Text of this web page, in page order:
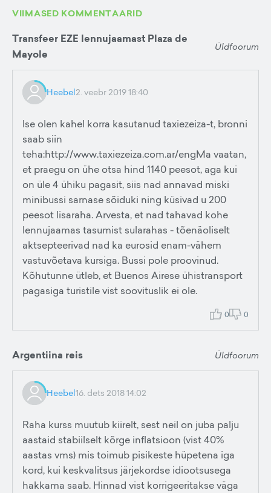
VIIMASED KOMMENTAARID
Transfeer EZE lennujaamast Plaza de
Mayole
Üldfoorum
Heebel2. veebr 2019 18:40
Ise olen kahel korra kasutanud taxiezeiza-t, bronni
saab siin
teha:http://www.taxiezeiza.com.ar/engMa vaatan,
et praegu on ühe otsa hind 1140 peesot, aga kui
on üle 4 ühiku pagasit, siis nad annavad miski
minibussi sarnase sõiduki ning küsivad u 200
peesot lisaraha. Arvesta, et nad tahavad kohe
lennujaamas tasumist sularahas - tõenäoliselt
aktsepteerivad nad ka eurosid enam-vähem
vastuvõetava kursiga. Bussi pole proovinud.
Kõhutunne ütleb, et Buenos Airese ühistransport
pagasiga turistile vist soovituslik ei ole.
0 0
Argentiina reis Üldfoorum
Heebel16. dets 2018 14:02
Raha kurss muutub kiirelt, sest neil on juba palju
aastaid stabiilselt kõrge inflatsioon (vist 40%
aastas vms) mis toimub pisikeste hüpetena iga
kord, kui keskvalitsus järjekordse idiootsusega
hakkama saab. Hinnad vist korrigeeritakse väga